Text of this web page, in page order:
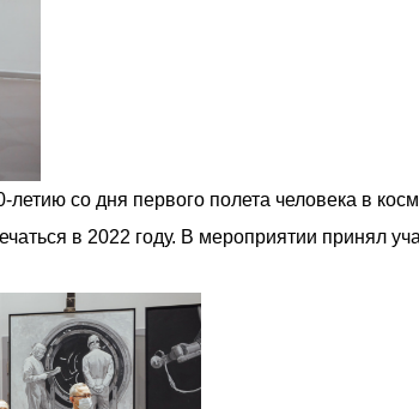
со дня первого полета человека в
в 2022 году. В мероприятии принял